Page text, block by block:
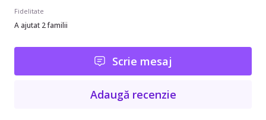
Fidelitate
A ajutat 2 familii
Scrie mesaj
Adaugă recenzie